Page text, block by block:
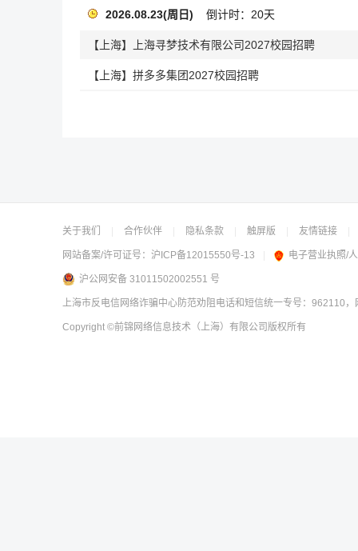
2026.08.23(周日) 倒计时：20天
【上海】上海寻梦技术有限公司2027校园招聘
【上海】拼多多集团2027校园招聘
关于我们 合作伙伴 隐私条款 触屏版 友情链接
网站备案/许可证号： 沪ICP备12015550号-13 电子营业执照/
沪公网安备 31011502002551 号
上海市反电信网络诈骗中心防范劝阻电话和短信统一专号：962110
Copyright ©前锦网络信息技术（上海）有限公司 版权所有